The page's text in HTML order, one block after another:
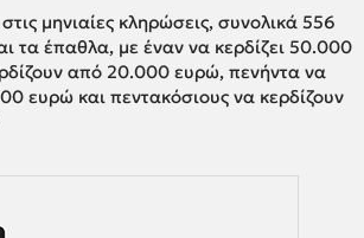
μηνιαίες κληρώσεις, συνολικά 556
τα έπαθλα, με έναν να κερδίζει 50.000
από 20.000 ευρώ, πενήντα να
ευρώ και πεντακόσιους να κερδίζουν